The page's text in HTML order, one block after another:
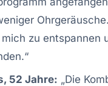
zu entspannen
52 Jahre: „Die